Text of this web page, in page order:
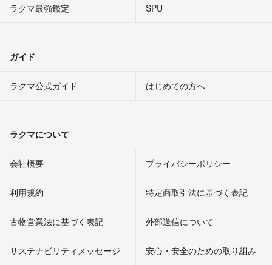
ラクマ最強鑑定
SPU
ガイド
ラクマ公式ガイド はじめての方へ
ラクマについて
会社概要 プライバシーポリシー
利用規約 特定商取引法に基づく表記
古物営業法に基づく表記 外部送信について
サステナビリティメッセージ 安心・安全のための取り組み